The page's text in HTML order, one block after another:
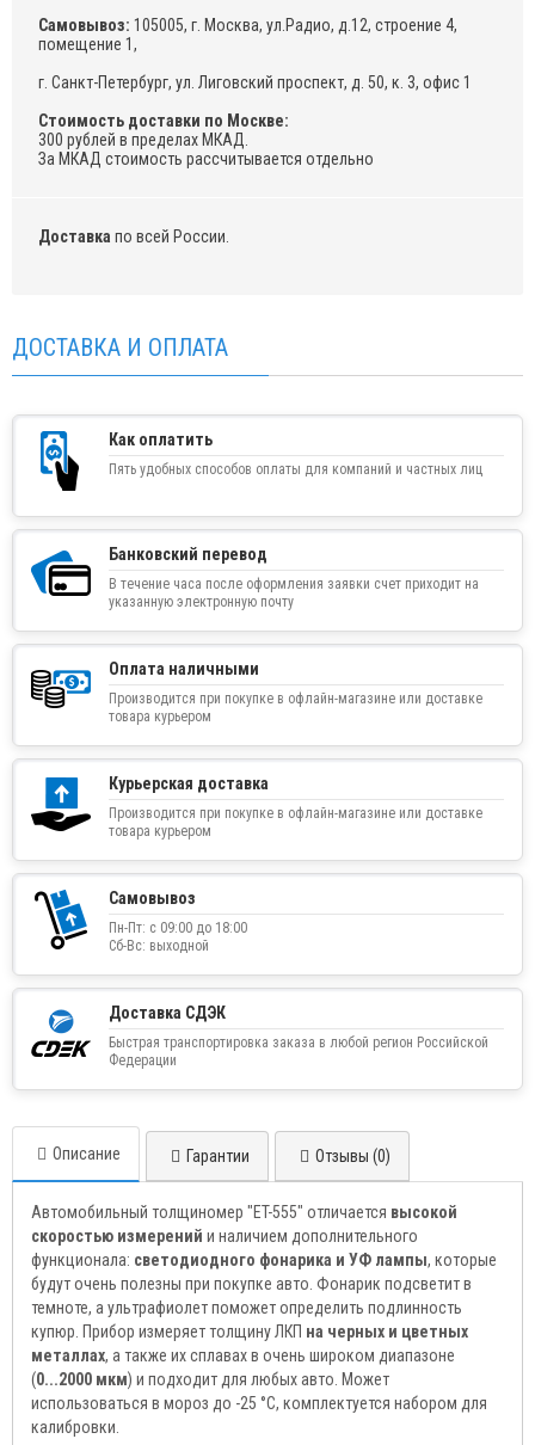
Самовывоз: 105005, г. Москва, ул.Радио, д.12, строение 4,
помещение 1,
г. Санкт-Петербург, ул. Лиговский проспект, д. 50, к. 3, офис 1
Стоимость доставки по Москве:
300 рублей в пределах МКАД.
За МКАД стоимость рассчитывается отдельно
Доставка по всей России.
ДОСТАВКА И ОПЛАТА
Как оплатить
Пять удобных способов оплаты для компаний и частных лиц
Банковский перевод
В течение часа после оформления заявки счет приходит на
указанную электронную почту
Оплата наличными
Производится при покупке в офлайн-магазине или доставке
товара курьером
Курьерская доставка
Производится при покупке в офлайн-магазине или доставке
товара курьером
Самовывоз
Пн-Пт: с 09:00 до 18:00
Сб-Вс: выходной
Доставка СДЭК
Быстрая транспортировка заказа в любой регион Российской
Федерации
Описание Гарантии Отзывы (0)
Автомобильный толщиномер "ET-555" отличается высокой
скоростью измерений и наличием дополнительного
функционала: светодиодного фонарика и УФ лампы, которые
будут очень полезны при покупке авто. Фонарик подсветит в
темноте, а ультрафиолет поможет определить подлинность
купюр. Прибор измеряет толщину ЛКП на черных и цветных
металлах, а также их сплавах в очень широком диапазоне
(0...2000 мкм) и подходит для любых авто. Может
использоваться в мороз до -25 °C, комплектуется набором для
калибровки.